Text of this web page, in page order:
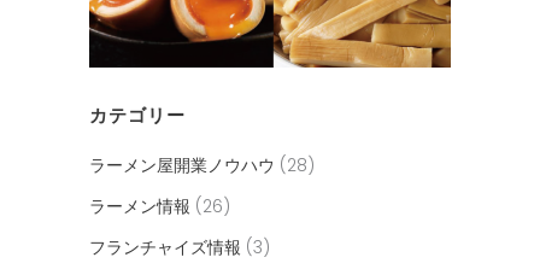
カテゴリー
ラーメン屋開業ノウハウ (28)
ラーメン情報 (26)
フランチャイズ情報 (3)